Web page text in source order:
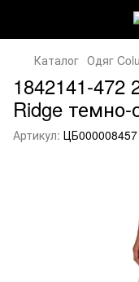
Каталог Одяг
1842141-472
Ridge темно-
Артикул: ЦБ000008457